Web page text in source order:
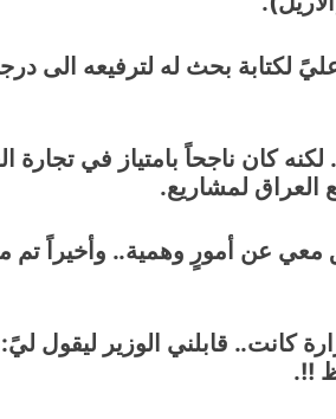
لكتابة بحث له لترفيعه الى
كان ناجحاً بامتياز في تجارة
العراق لمشاريع.
عن أمورٍ وهمية.. وأخيراً تم
وزارة كانت.. قابلني الوزير
!!.